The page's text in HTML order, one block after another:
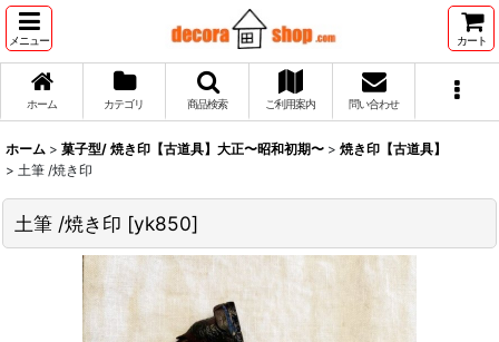
メニュー カート
ホーム カテゴリ 商品検索 ご利用案内 問い合わせ
ホーム > 菓子型/ 焼き印【古道具】大正〜昭和初期〜 > 焼き印【古道具】
> 土筆 /焼き印
土筆 /焼き印 [yk850]